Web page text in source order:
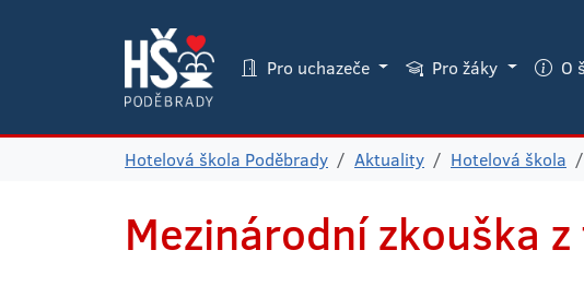
Pro uchazeče Pro žáky O
Hotelová škola Poděbrady Aktuality Hotelová škola
Mezinárodní zkouška